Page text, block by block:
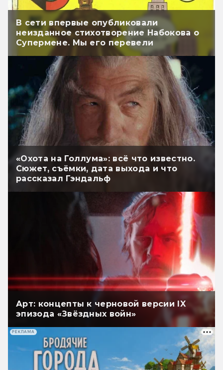
В сети впервые опубликовали
неизданное стихотворение Набокова о
Супермене. Мы его перевели
«Охота на Голлума»: всё что известно.
Сюжет, съёмки, дата выхода и что
рассказал Гэндальф
Арт: концепты к черновой версии IX
эпизода «Звёздных войн»
РЕКЛАМА